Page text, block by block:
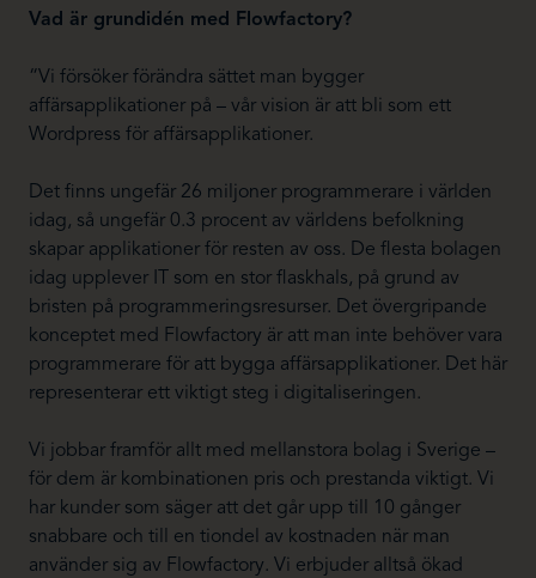
Vad är grundidén med Flowfactory?
“Vi försöker förändra sättet man bygger
affärsapplikationer på – vår vision är att bli som ett
Wordpress för affärsapplikationer.
Det finns ungefär 26 miljoner programmerare i världen
idag, så ungefär 0.3 procent av världens befolkning
skapar applikationer för resten av oss. De flesta bolagen
idag upplever IT som en stor flaskhals, på grund av
bristen på programmeringsresurser. Det övergripande
konceptet med Flowfactory är att man inte behöver vara
programmerare för att bygga affärsapplikationer. Det här
representerar ett viktigt steg i digitaliseringen.
Vi jobbar framför allt med mellanstora bolag i Sverige –
för dem är kombinationen pris och prestanda viktigt. Vi
har kunder som säger att det går upp till 10 gånger
snabbare och till en tiondel av kostnaden när man
använder sig av Flowfactory. Vi erbjuder alltså ökad